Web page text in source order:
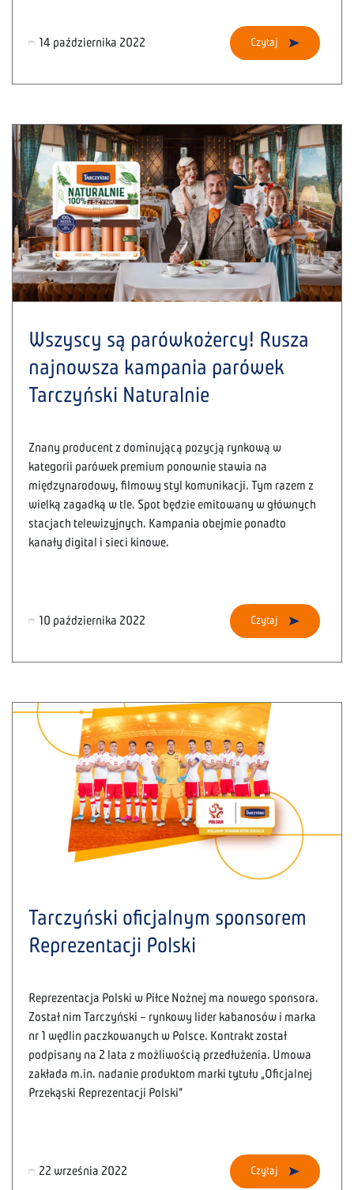
14 października 2022 Czytaj
Wszyscy są parówkożercy! Rusza
najnowsza kampania parówek
Tarczyński Naturalnie
Znany producent z dominującą pozycją rynkową w
kategorii parówek premium ponownie stawia na
międzynarodowy, filmowy styl komunikacji. Tym razem z
wielką zagadką w tle. Spot będzie emitowany w głównych
stacjach telewizyjnych. Kampania obejmie ponadto
kanały digital i sieci kinowe.
10 października 2022 Czytaj
Tarczyński oficjalnym sponsorem
Reprezentacji Polski
Reprezentacja Polski w Piłce Nożnej ma nowego sponsora.
Został nim Tarczyński – rynkowy lider kabanosów i marka
nr 1 wędlin paczkowanych w Polsce. Kontrakt został
podpisany na 2 lata z możliwością przedłużenia. Umowa
zakłada m.in. nadanie produktom marki tytułu „Oficjalnej
Przekąski Reprezentacji Polski”
22 września 2022 Czytaj